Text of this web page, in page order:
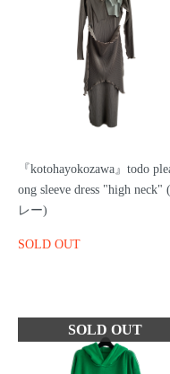
『kotohayokozawa』todo
ong sleeve dress "high neck"
レー)
SOLD OUT